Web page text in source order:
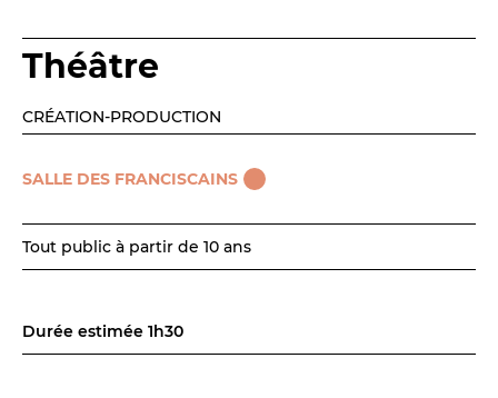
BILLETTERIE
04 93 13 19 00
Théâtre
CRÉATION-PRODUCTION
SALLE DES FRANCISCAINS
Tout public à partir de 10 ans
Durée estimée 1h30